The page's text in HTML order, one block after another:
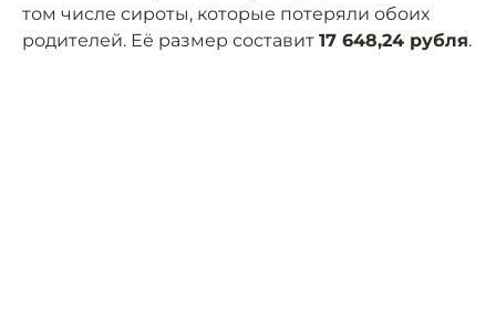
том числе сироты, которые потеряли обоих
родителей. Её размер составит 17 648,24 рубля.